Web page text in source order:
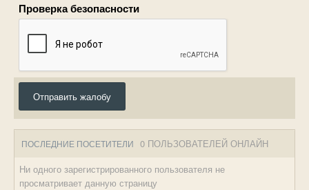
Проверка безопасности
Отправить жалобу
ПОСЛЕДНИЕ ПОСЕТИТЕЛИ 0 ПОЛЬЗОВАТЕЛЕЙ ОНЛАЙН
Ни одного зарегистрированного пользователя не
просматривает данную страницу